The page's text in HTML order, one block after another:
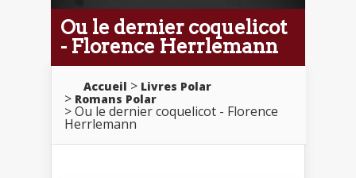
Ou le dernier coquelicot
- Florence Herrlemann
Accueil
Livres Polar
Romans Polar
Ou le dernier coquelicot - Florence
Herrlemann